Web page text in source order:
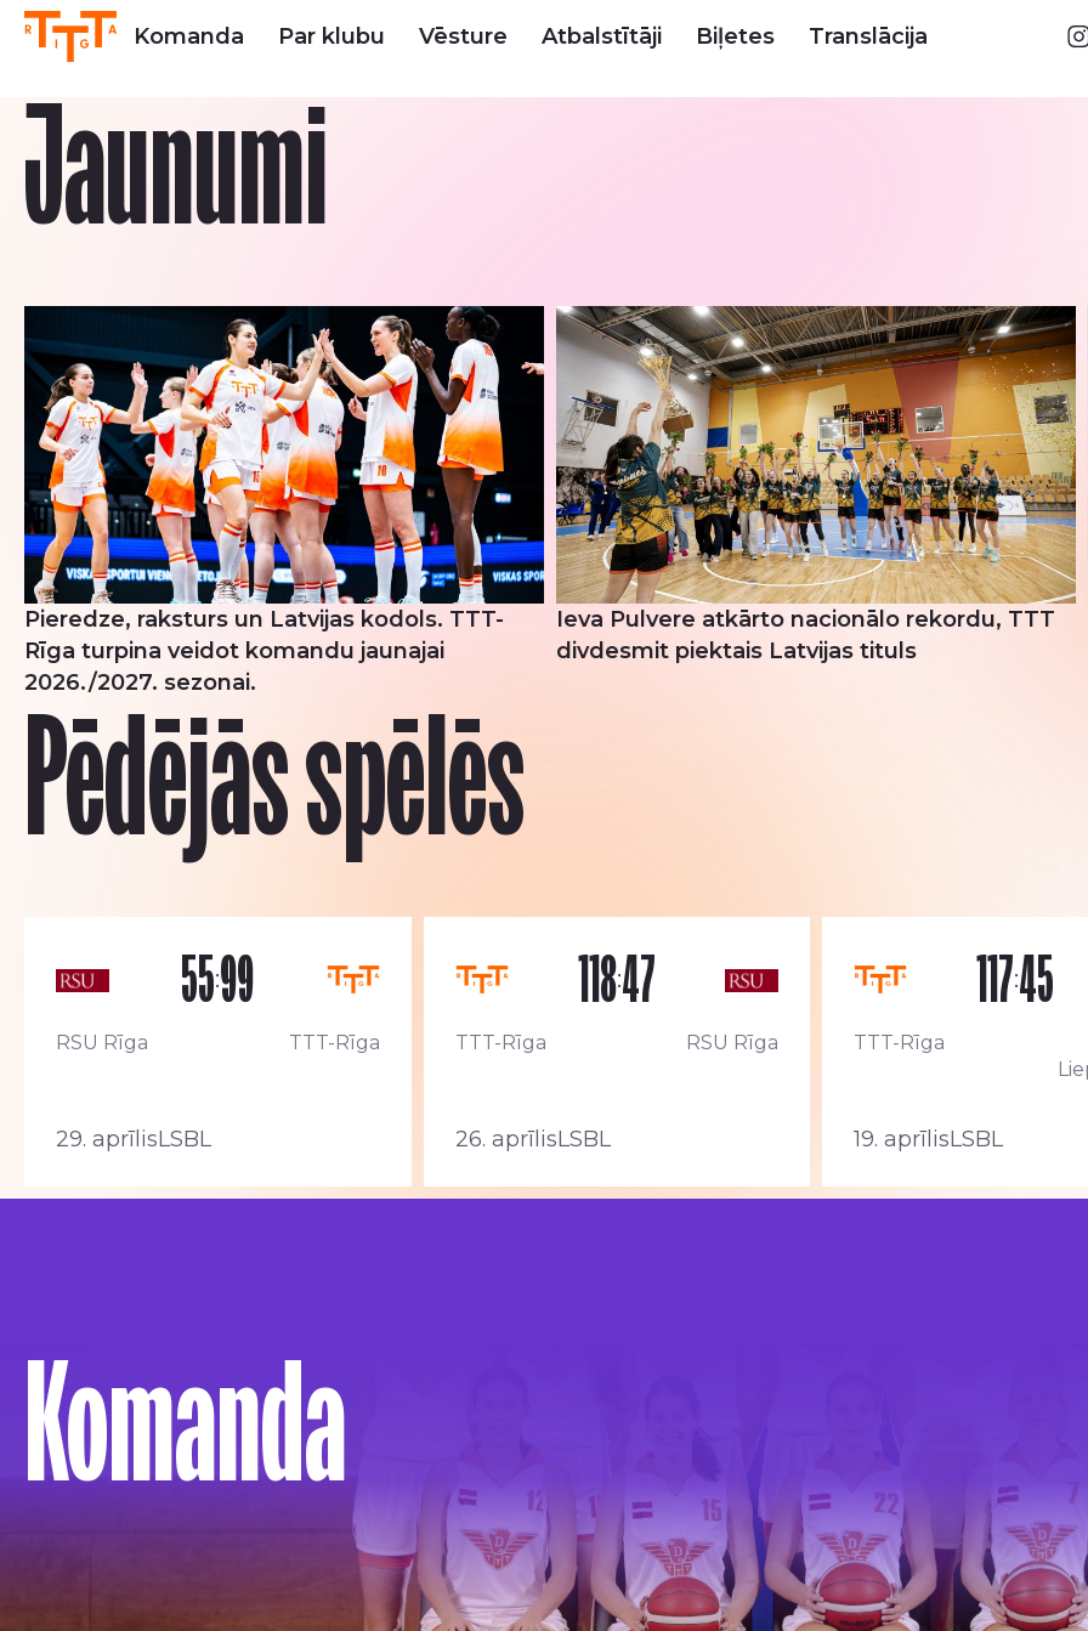
Augusts 2026
Jaunumi
Pieredze, raksturs un Latvijas kodols. TTT-
Rīga turpina veidot komandu jaunajai
2026./2027. sezonai.
Ieva Pulvere atkārto nacionālo rekordu, TTT
divdesmit piektais Latvijas tituls
Pēdējās spēlēs
55:99
RSU Rīga TTT-Rīga
29. aprīlisLSBL
118:47
TTT-Rīga RSU Rīga
26. aprīlisLSBL
117:45
TTT-Rīga
19. aprīlisLSBL
Komanda